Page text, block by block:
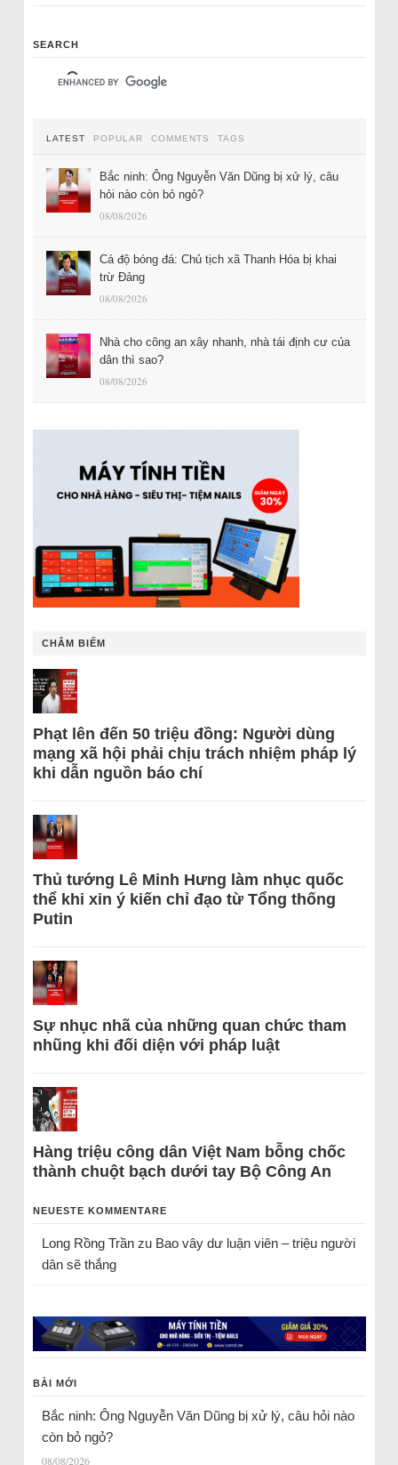
SEARCH
LATEST POPULAR COMMENTS TAGS
Bắc ninh: Ông Nguyễn Văn Dũng bị xử lý, câu
hỏi nào còn bỏ ngỏ?
08/08/2026
Cá độ bóng đá: Chủ tịch xã Thanh Hóa bị khai
trừ Đảng
08/08/2026
Nhà cho công an xây nhanh, nhà tái định cư của
dân thì sao?
08/08/2026
CHÂM BIẾM
Phạt lên đến 50 triệu đồng: Người dùng
mạng xã hội phải chịu trách nhiệm pháp lý
khi dẫn nguồn báo chí
Thủ tướng Lê Minh Hưng làm nhục quốc
thể khi xin ý kiến chỉ đạo từ Tổng thống
Putin
Sự nhục nhã của những quan chức tham
nhũng khi đối diện với pháp luật
Hàng triệu công dân Việt Nam bỗng chốc
thành chuột bạch dưới tay Bộ Công An
NEUESTE KOMMENTARE
Long Rồng Trầnzu Bao vây dư luận viên – triệu người
dân sẽ thắng
BÀI MỚI
Bắc ninh: Ông Nguyễn Văn Dũng bị xử lý, câu hỏi nào
còn bỏ ngỏ?
08/08/2026